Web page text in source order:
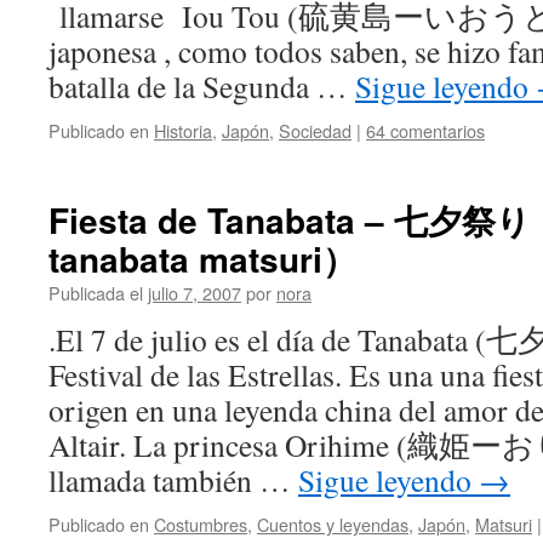
llamarse Iou Tou (硫黄島ーいおう
japonesa , como todos saben, se hizo
batalla de la Segunda … Sigue leyendo
Publicado en Historia, Japón, Sociedad | 64 comentarios
Fiesta de Tanabata – 七夕祭
tanabata matsuri）
Publicada el julio 7, 2007por nora
.El 7 de julio es el día de Tanabata (
Festival de las Estrellas. Es una una
origen en una leyenda china del amor
Altair. La princesa Orihime (織姫ー
llamada también … Sigue leyendo →
Publicado en Costumbres, Cuentos y leyendas, Japón, Matsuri |